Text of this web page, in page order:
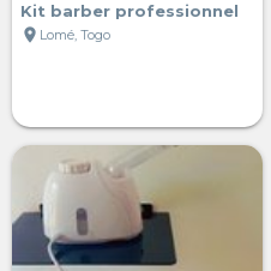
Kit barber professionnel
location_on Lomé, Togo